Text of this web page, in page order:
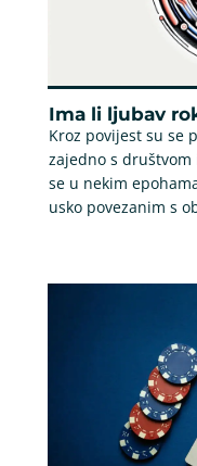
Ima li ljubav
Kroz povijest su se
zajedno s
se u nekim
usko povezanim s